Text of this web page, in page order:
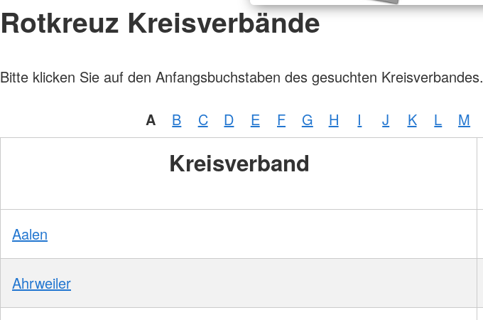
Rotkreuz Kreisverbände
Bitte klicken Sie auf den Anfangsbuchstaben des gesuchten Kreisverbandes.
A B C D E F G H I J K L M
Kreisverband
Aalen
Ahrweiler